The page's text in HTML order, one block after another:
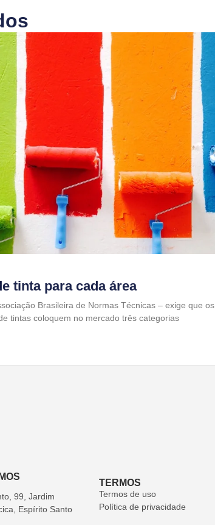
tinta para cada área
Brasileira de Normas Técnicas – exige que os
tintas coloquem no mercado três categorias
99, Jardim
Espírito Santo
TERMOS
Termos de uso
Política de privacidade